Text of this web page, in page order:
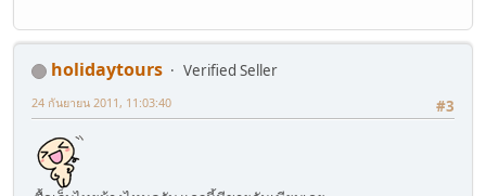
holidaytours
Verified Seller
#3
24 กันยายน 2011, 11:03:40